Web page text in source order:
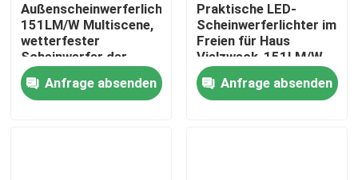
Fordern Sie ein Zitat
LED-Sport-Gerichts-Lichter
Außenscheinwerferlichter
151LM/W Multiscene,
wetterfester
Scheinwerfer der
hohen Leistung
Anfrage absenden
Praktische LED-
Scheinwerferlichter im
Freien für Haus
Vielzweck-151LM/W
Anfrage absenden